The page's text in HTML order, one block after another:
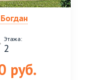
Этажа:
2
руб.